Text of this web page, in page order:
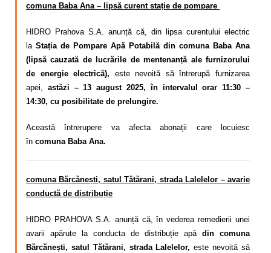
comuna Baba Ana – lipsă curent stație de pompare
HIDRO Prahova S.A. anunță că, din lipsa curentului electric
la Stația de Pompare Apă Potabilă din comuna Baba Ana
(lipsă cauzată de lucrările de mentenanță ale furnizorului
de energie electrică), este nevoită să întrerupă furnizarea
apei, astăzi – 13 august 2025, în intervalul orar 11:30 –
14:30, cu posibilitate de prelungire.
Această întrerupere va afecta abonații care locuiesc
în comuna Baba Ana.
comuna Bărcănești, satul Tătărani, strada Lalelelor – avarie
conductă de distribuție
HIDRO PRAHOVA S.A. anunță că, în vederea remedierii unei
avarii apărute la conducta de distribuție apă din comuna
Bărcănești, satul Tătărani, strada Lalelelor,este nevoită să